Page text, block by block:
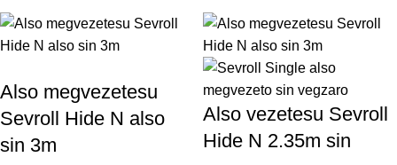
Also megvezetesu
Sevroll Hide N also
sin 3m
Also vezetesu Sevroll
Hide N 2.35m sin